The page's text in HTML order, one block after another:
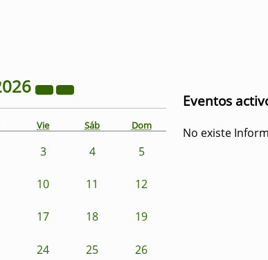
Vie Sáb Dom
3 4 5
10 11 12
17 18 19
24 25 26
Eventos
No existe